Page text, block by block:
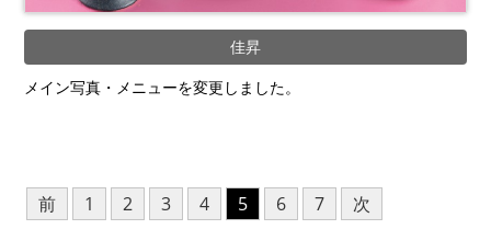
佳昇
メイン写真・メニューを変更しました。
前 1 2 3 4 5 6 7 次